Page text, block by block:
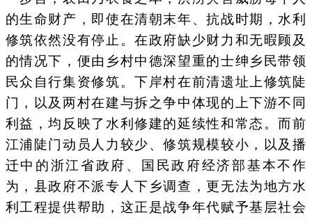
的生命财产，即使在清朝末年、抗战时期，水利
修筑依然没有停止。在政府缺少财力和无暇顾及
的情况下，便由乡村中德深望重的士绅乡民带领
民众自行集资修筑。下岸村在前清遗址上修筑陡
门，以及两村在建与拆之争中体现的上下游不同
利益，均反映了水利修建的延续性和常态。而前
江浦陡门动员人力较少、修筑规模较小，以及播
迁中的浙江省政府、国民政府经济部基本不作
为，县政府不派专人下乡调查，更无法为地方水
利工程提供帮助，这正是战争年代赋予基层社会